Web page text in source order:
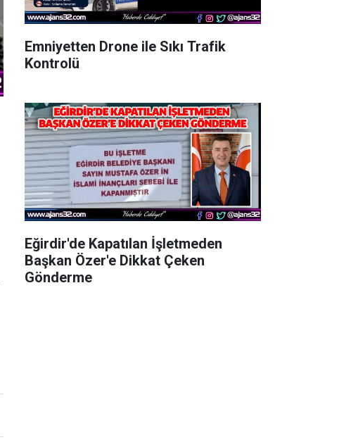
Emniyetten Drone ile Sıkı Trafik
Kontrolü
Eğirdir'de Kapatılan İşletmeden
Başkan Özer'e Dikkat Çeken
Gönderme